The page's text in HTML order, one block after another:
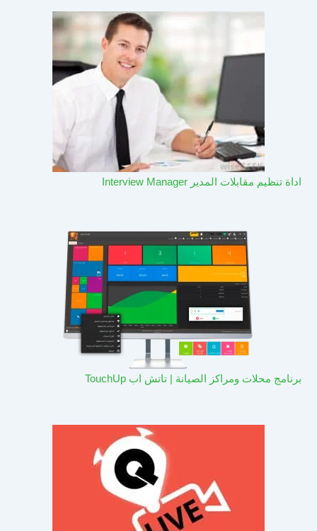
اداة تنظيم مقابلات المدير Interview Manager
برنامج محلات ومراكز الصيانة | تاتش اب TouchUp